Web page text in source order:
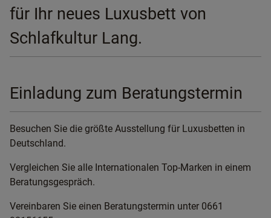
für Ihr neues Luxusbett von
Schlafkultur Lang.
Einladung zum Beratungstermin
Besuchen Sie die größte Ausstellung für Luxusbetten in
Deutschland.
Vergleichen Sie alle Internationalen Top-Marken in einem
Beratungsgespräch.
Vereinbaren Sie einen Beratungstermin unter 0661